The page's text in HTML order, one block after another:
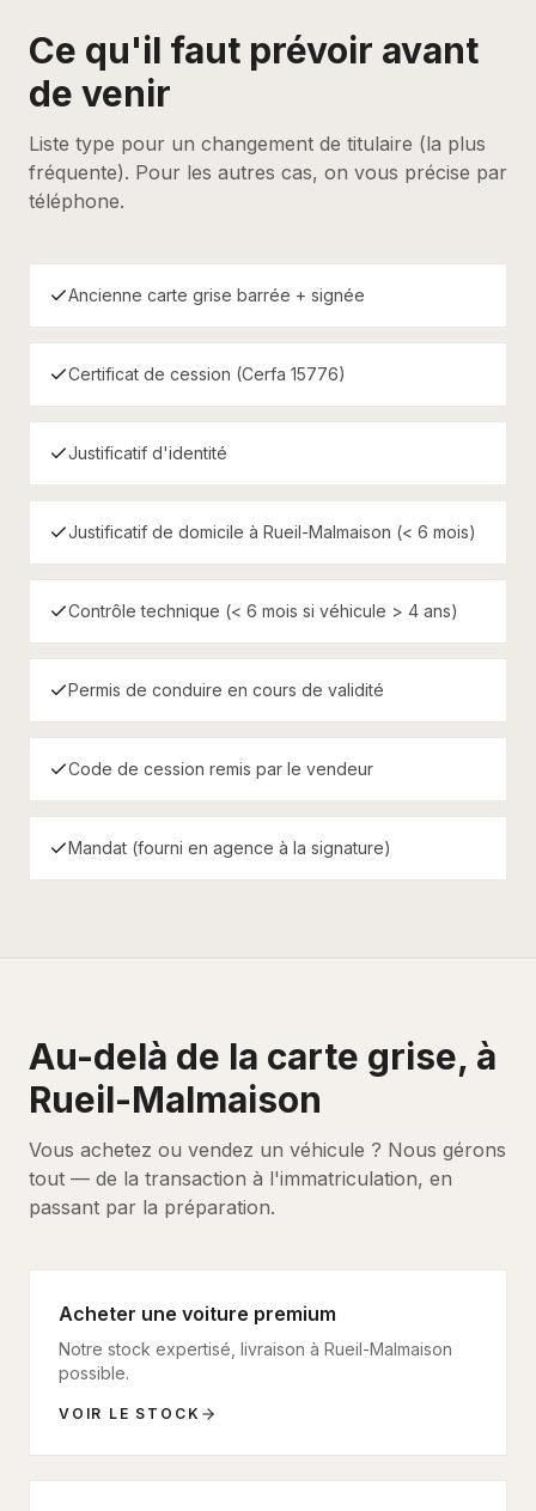
Ce qu'il faut prévoir avant
de venir
Liste type pour un changement de titulaire (la plus
fréquente). Pour les autres cas, on vous précise par
téléphone.
Ancienne carte grise barrée + signée
Certificat de cession (Cerfa 15776)
Justificatif d'identité
Justificatif de domicile à Rueil-Malmaison (< 6 mois)
Contrôle technique (< 6 mois si véhicule > 4 ans)
Permis de conduire en cours de validité
Code de cession remis par le vendeur
Mandat (fourni en agence à la signature)
Au-delà de la carte grise, à
Rueil-Malmaison
Vous achetez ou vendez un véhicule ? Nous gérons
tout — de la transaction à l'immatriculation, en
passant par la préparation.
Acheter une voiture premium
Notre stock expertisé, livraison à Rueil-Malmaison
possible.
VOIR LE STOCK